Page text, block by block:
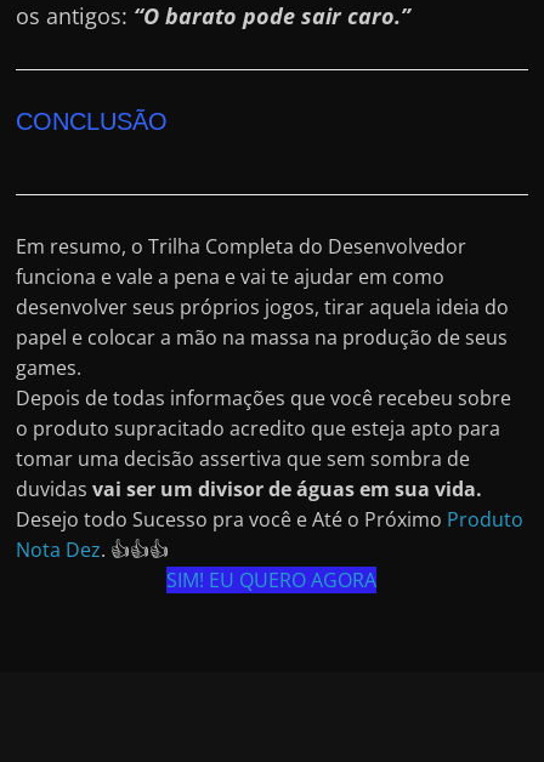
os antigos: “O barato pode sair caro.”
CONCLUSÃO
Em resumo, o Trilha Completa do Desenvolvedor
funciona e vale a pena e vai te ajudar em como
desenvolver seus próprios jogos, tirar aquela ideia do
papel e colocar a mão na massa na produção de seus
games.
Depois de todas informações que você recebeu sobre
o produto supracitado acredito que esteja apto para
tomar uma decisão assertiva que sem sombra de
duvidasvai ser um divisor de águas em sua vida.
Desejo todo Sucesso pra você e Até o Próximo Produto
Nota Dez. 👍👍👍
SIM! EU QUERO AGORA